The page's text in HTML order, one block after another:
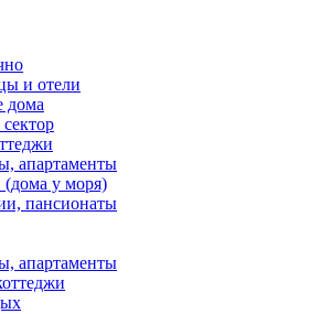
и отели
дома
апартаменты
у моря)
пансионаты
апартаменты